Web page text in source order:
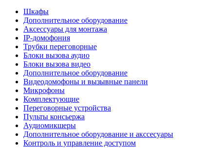
Шкафы
Дополнительное оборудование
Аксессуары для монтажа
IP-домофония
Трубки переговорные
Блоки вызова аудио
Блоки вызова видео
Дополнительное оборудование
Видеодомофоны и вызывные панели
Микрофоны
Комплектующие
Переговорные устройства
Пульты консьержа
Аудиомикшеры
Дополнительное оборудование и акссесуары
Контроль и управление доступом